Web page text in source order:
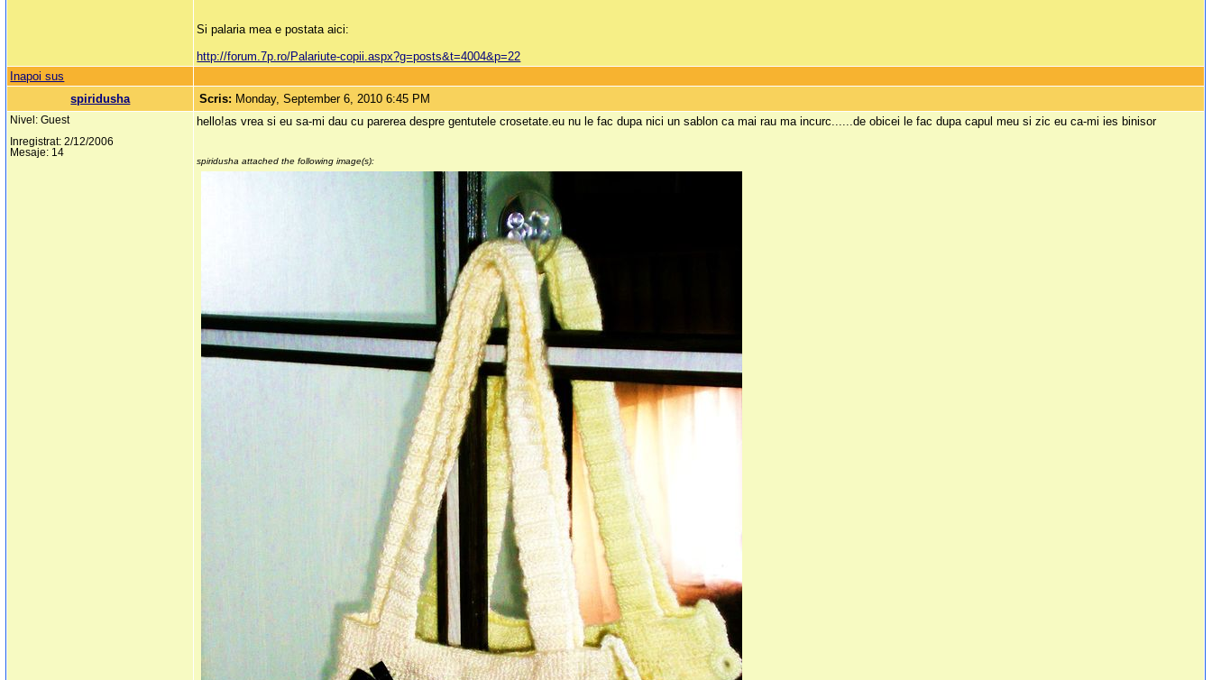
Si palaria mea e postata aici:
http://forum.7p.ro/Palariute-copii.aspx?g=posts&t=4004&p=22
Inapoi sus
spiridusha
Scris: Monday, September 6, 2010 6:45 PM
Nivel: Guest
Inregistrat: 2/12/2006
Mesaje: 14
hello!as vrea si eu sa-mi dau cu parerea despre gentutele crosetate.eu nu le fac dupa nici un sablon ca mai rau ma incurc......de obicei le fac dupa capul meu si zic eu ca-mi ies binisor
spiridusha attached the following image(s):